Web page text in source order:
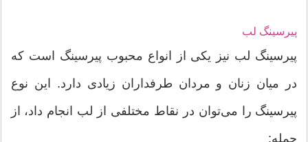
پیرسینگ لب
پیرسینگ لب نیز یکی از انواع محبوب پیرسینگ است که
در میان زنان و مردان طرفداران زیادی دارد. این نوع
پیرسینگ را می‌توان در نقاط مختلفی از لب انجام داد، از
جمله: